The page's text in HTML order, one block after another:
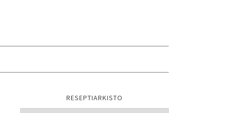
RESEPTIARKISTO